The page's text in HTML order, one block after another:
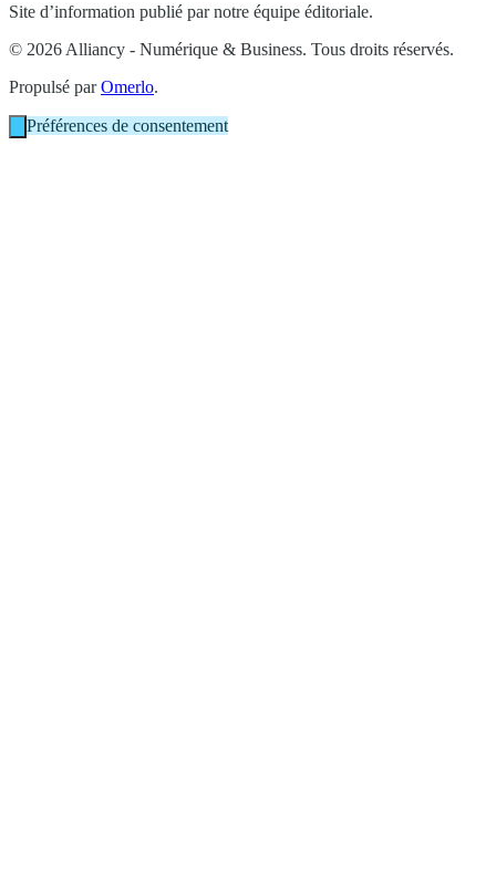
Site d’information publié par notre équipe éditoriale.
© 2026 Alliancy - Numérique & Business. Tous droits réservés.
Propulsé parOmerlo.
Préférences de consentement